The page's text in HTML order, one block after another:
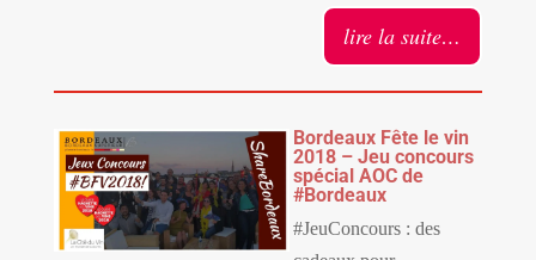
lire la suite…
Bordeaux Fête le vin
2018 – Jeu concours
spécial AOC de
#Bordeaux
#JeuConcours : des